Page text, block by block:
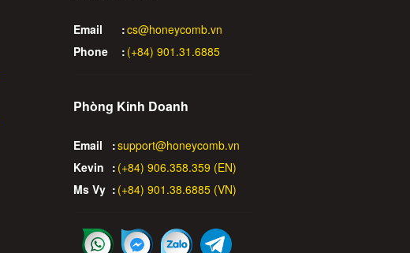
Email :cs@honeycomb.vn
Phone
: (+84) 901.31.6885
Phòng Kinh Doanh
Email :support@honeycomb.vn
Kevin : (+84) 906.358.359 (EN)
Ms Vy : (+84) 901.38.6885 (VN)